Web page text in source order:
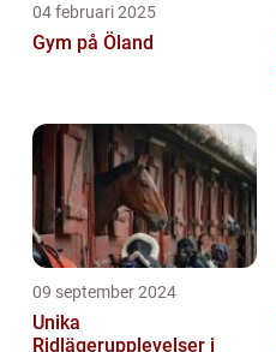
04 februari 2025
Gym på Öland
09 september 2024
Unika
Ridlägerupplevelser i